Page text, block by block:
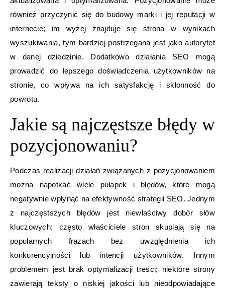
również przyczynić się do budowy marki i jej reputacji w
internecie; im wyżej znajduje się strona w wynikach
wyszukiwania, tym bardziej postrzegana jest jako autorytet
w danej dziedzinie. Dodatkowo działania SEO mogą
prowadzić do lepszego doświadczenia użytkowników na
stronie, co wpływa na ich satysfakcję i skłonność do
powrotu.
Jakie są najczęstsze błędy w
pozycjonowaniu?
Podczas realizacji działań związanych z pozycjonowaniem
można napotkać wiele pułapek i błędów, które mogą
negatywnie wpłynąć na efektywność strategii SEO. Jednym
z najczęstszych błędów jest niewłaściwy dobór słów
kluczowych; często właściciele stron skupiają się na
popularnych frazach bez uwzględnienia ich
konkurencyjności lub intencji użytkowników. Innym
problemem jest brak optymalizacji treści; niektóre strony
zawierają teksty o niskiej jakości lub nieodpowiadające